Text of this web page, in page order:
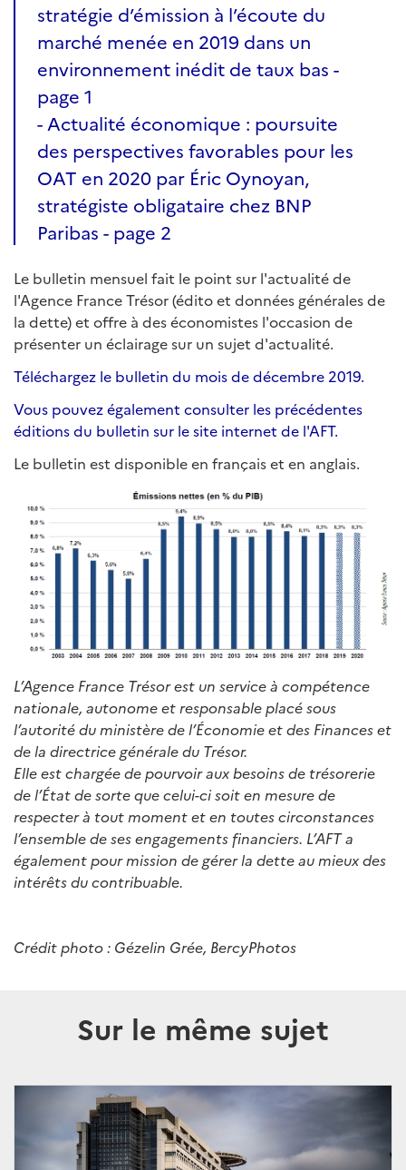
stratégie d’émission à l’écoute du
marché menée en 2019 dans un
environnement inédit de taux bas -
page 1
- Actualité économique : poursuite
des perspectives favorables pour les
OAT en 2020 par Éric Oynoyan,
stratégiste obligataire chez BNP
Paribas - page 2
Le bulletin mensuel fait le point sur l'actualité de
l'Agence France Trésor (édito et données générales de
la dette) et offre à des économistes l'occasion de
présenter un éclairage sur un sujet d'actualité.
Téléchargez le bulletin du mois de décembre 2019.
Vous pouvez également consulter les précédentes
éditions du bulletin sur le site internet de l'AFT.
Le bulletin est disponible en français et en anglais.
L’Agence France Trésor est un service à compétence
nationale, autonome et responsable placé sous
l’autorité du ministère de l’Économie et des Finances et
de la directrice générale du Trésor.
Elle est chargée de pourvoir aux besoins de trésorerie
de l’État de sorte que celui-ci soit en mesure de
respecter à tout moment et en toutes circonstances
l’ensemble de ses engagements financiers. L’AFT a
également pour mission de gérer la dette au mieux des
intérêts du contribuable.
Crédit photo : Gézelin Grée, BercyPhotos
Sur le même sujet